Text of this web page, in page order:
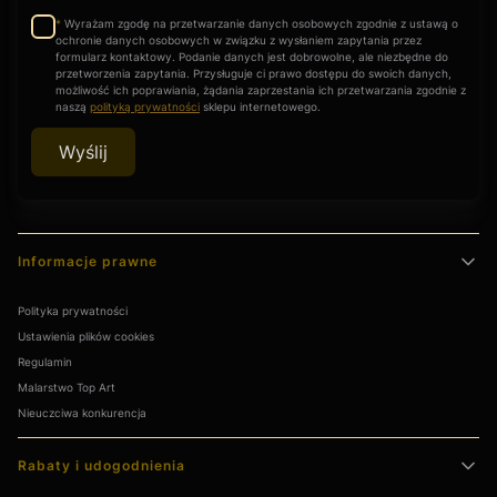
Dlaczego inwestycja w malarstwo przedwojenne chroni kapitał
przed inflacją?
Dzieła sztuki dawnej to aktywa o charakterze fizycznym, których
podaż jest zamknięta. Historia rynku antykwarycznego pokazuje,
że wysokiej klasy malarstwo przedwojenne stabilnie zyskuje na
wartości, będąc odpornym na zawirowania gospodarcze. To
prestiżowy sposób na dywersyfikację majątku, łączący codzienne
Jak dbać o stary obraz olejny, aby zachował swój blask na
Kluczowe jest unikanie bezpośredniego nasłonecznienia oraz
werniksu należy usuwać wyłącznie bardzo miękkim pędzlem,
unikając jakichkolwiek środków chemicznych. Przy odpowiedniej
przez kolejne dziesięciolecia.
ważne okazje?
* Wyrażam zgodę na przetwarzanie danych osobowych zgodnie z ustawą o
ochronie danych osobowych w związku z wysłaniem zapytania przez
formularz kontaktowy. Podanie danych jest dobrowolne, ale niezbędne do
przetworzenia zapytania. Przysługuje ci prawo dostępu do swoich danych,
możliwość ich poprawiania, żądania zaprzestania ich przetwarzania zgodnie z
naszą polityką prywatności sklepu internetowego.
Wyślij
Linki w stopce
Informacje prawne
Polityka prywatności
Ustawienia plików cookies
Regulamin
Malarstwo Top Art
Nieuczciwa konkurencja
Rabaty i udogodnienia